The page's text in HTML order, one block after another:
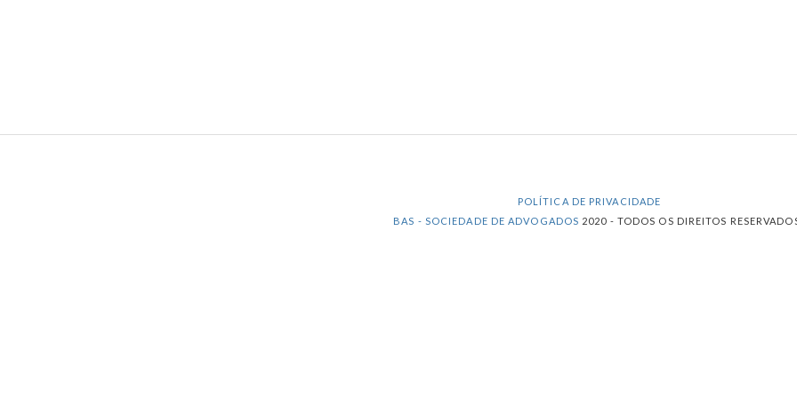
POLÍTICA DE PRIVACIDADE
BAS - SOCIEDADE DE ADVOGADOS 2020 - TODOS OS DIREITOS